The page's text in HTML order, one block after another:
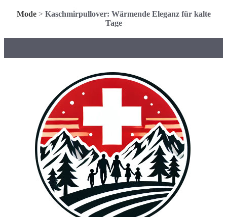
Mode> Kaschmirpullover: Wärmende Eleganz für kalte
Tage